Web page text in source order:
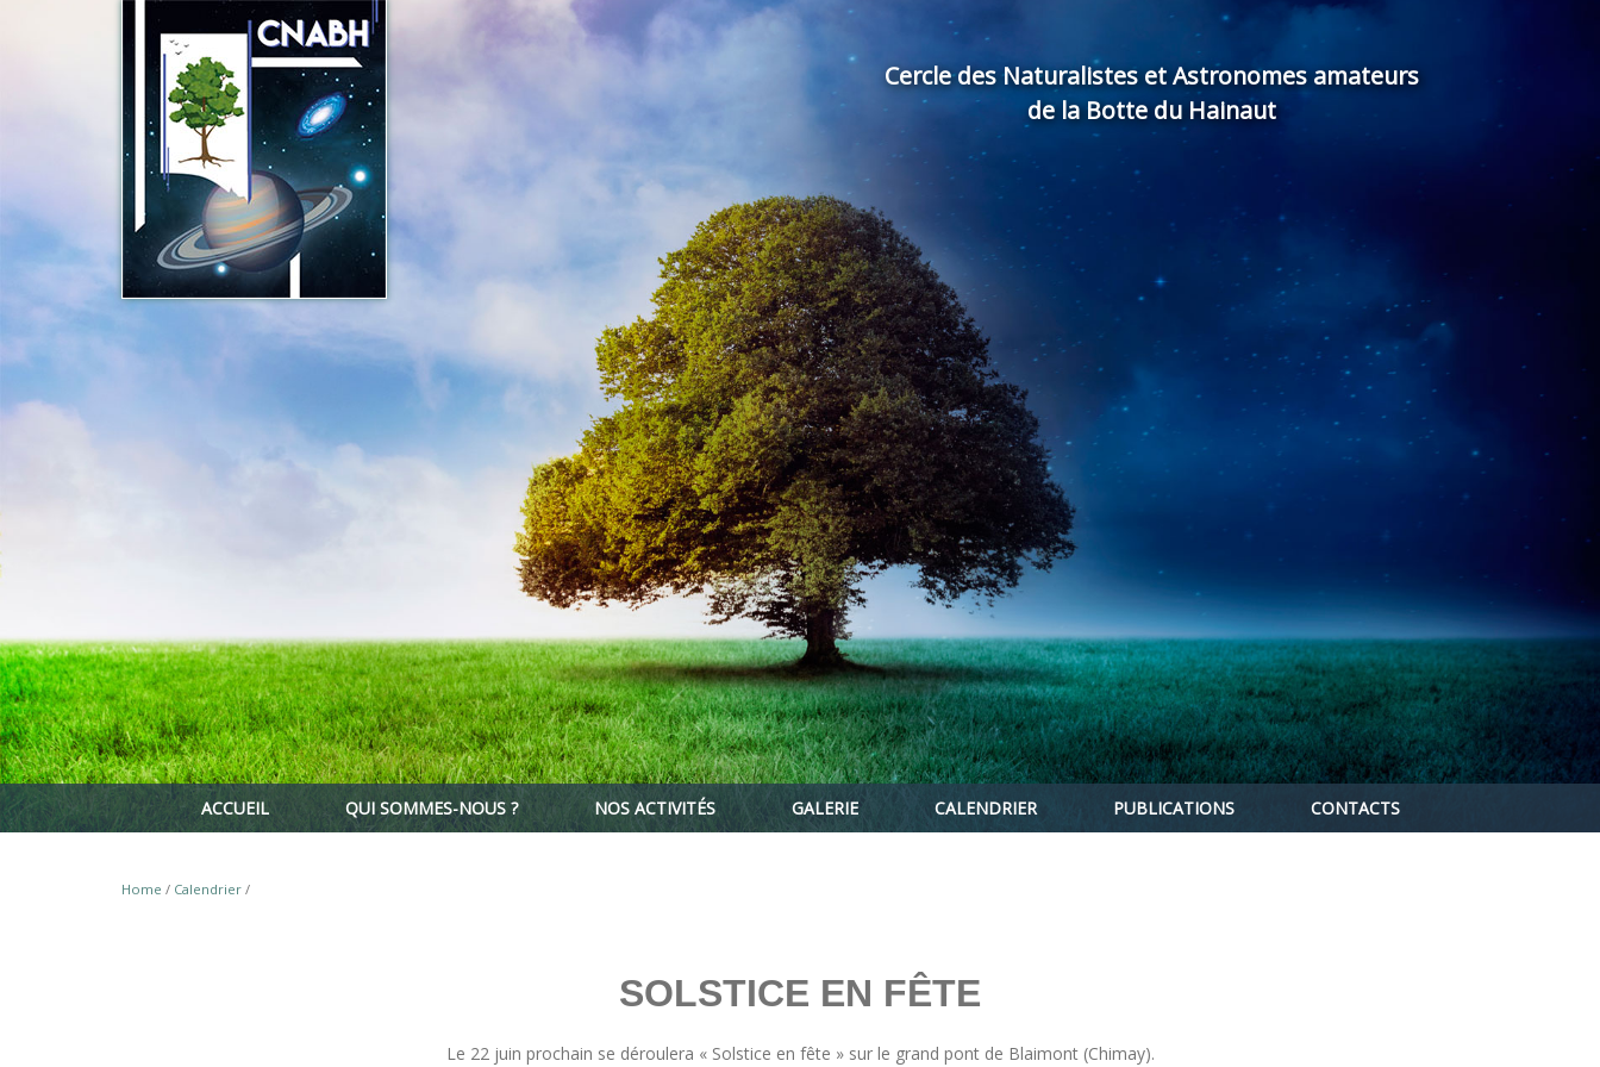
Cercle des Naturalistes et Astronomes amateurs
de la Botte du Hainaut
ACCUEIL QUI SOMMES-NOUS ? NOS ACTIVITÉS GALERIE CALENDRIER PUBLICATIONS CONTACTS
Home / Calendrier /
SOLSTICE EN FÊTE
Le 22 juin prochain se déroulera « Solstice en fête » sur le grand pont de Blaimont (Chimay).